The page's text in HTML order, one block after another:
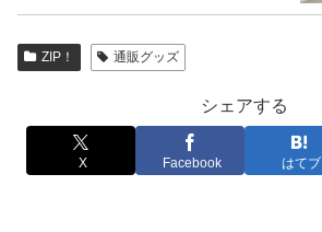
ZIP！ 通販グッズ
シェアする
X Facebook はてブ